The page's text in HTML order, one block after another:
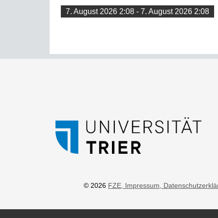
7. August 2026 2:08 - 7. August 2026 2:08
© 2026 FZE , Impressum ,